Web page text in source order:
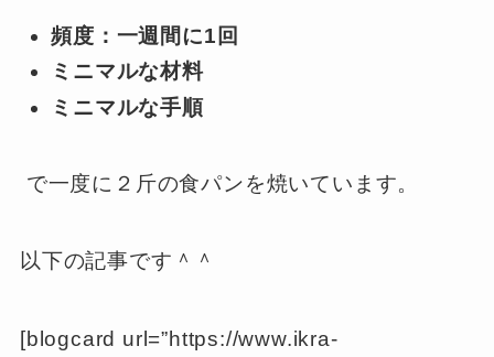
頻度：一週間に1回
ミニマルな材料
ミニマルな手順
で一度に２斤の食パンを焼いています。
以下の記事です＾＾
[blogcard url=”https://www.ikra-